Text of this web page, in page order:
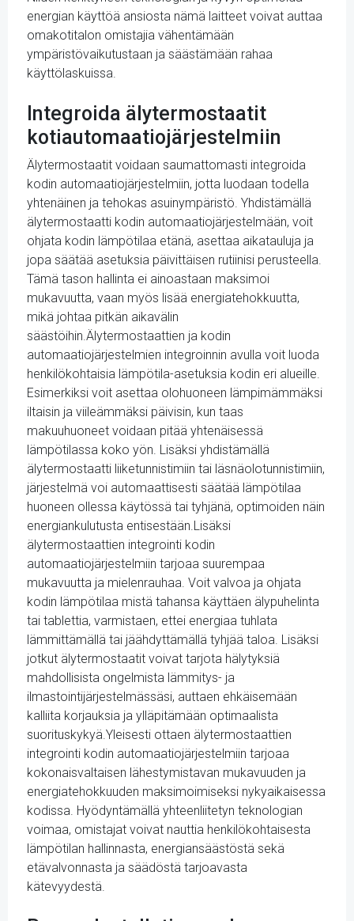
energian käyttöä ansiosta nämä laitteet voivat auttaa
omakotitalon omistajia vähentämään
ympäristövaikutustaan ja säästämään rahaa
käyttölaskuissa.
Integroida älytermostaatit
kotiautomaatiojärjestelmiin
Älytermostaatit voidaan saumattomasti integroida
kodin automaatiojärjestelmiin, jotta luodaan todella
yhtenäinen ja tehokas asuinympäristö. Yhdistämällä
älytermostaatti kodin automaatiojärjestelmään, voit
ohjata kodin lämpötilaa etänä, asettaa aikatauluja ja
jopa säätää asetuksia päivittäisen rutiinisi perusteella.
Tämä tason hallinta ei ainoastaan maksimoi
mukavuutta, vaan myös lisää energiatehokkuutta,
mikä johtaa pitkän aikavälin
säästöihin.Älytermostaattien ja kodin
automaatiojärjestelmien integroinnin avulla voit luoda
henkilökohtaisia lämpötila-asetuksia kodin eri alueille.
Esimerkiksi voit asettaa olohuoneen lämpimämmäksi
iltaisin ja viileämmäksi päivisin, kun taas
makuuhuoneet voidaan pitää yhtenäisessä
lämpötilassa koko yön. Lisäksi yhdistämällä
älytermostaatti liiketunnistimiin tai läsnäolotunnistimiin,
järjestelmä voi automaattisesti säätää lämpötilaa
huoneen ollessa käytössä tai tyhjänä, optimoiden näin
energiankulutusta entisestään.Lisäksi
älytermostaattien integrointi kodin
automaatiojärjestelmiin tarjoaa suurempaa
mukavuutta ja mielenrauhaa. Voit valvoa ja ohjata
kodin lämpötilaa mistä tahansa käyttäen älypuhelinta
tai tablettia, varmistaen, ettei energiaa tuhlata
lämmittämällä tai jäähdyttämällä tyhjää taloa. Lisäksi
jotkut älytermostaatit voivat tarjota hälytyksiä
mahdollisista ongelmista lämmitys- ja
ilmastointijärjestelmässäsi, auttaen ehkäisemään
kalliita korjauksia ja ylläpitämään optimaalista
suorituskykyä.Yleisesti ottaen älytermostaattien
integrointi kodin automaatiojärjestelmiin tarjoaa
kokonaisvaltaisen lähestymistavan mukavuuden ja
energiatehokkuuden maksimoimiseksi nykyaikaisessa
kodissa. Hyödyntämällä yhteenliitetyn teknologian
voimaa, omistajat voivat nauttia henkilökohtaisesta
lämpötilan hallinnasta, energiansäästöstä sekä
etävalvonnasta ja säädöstä tarjoavasta
kätevyydestä.